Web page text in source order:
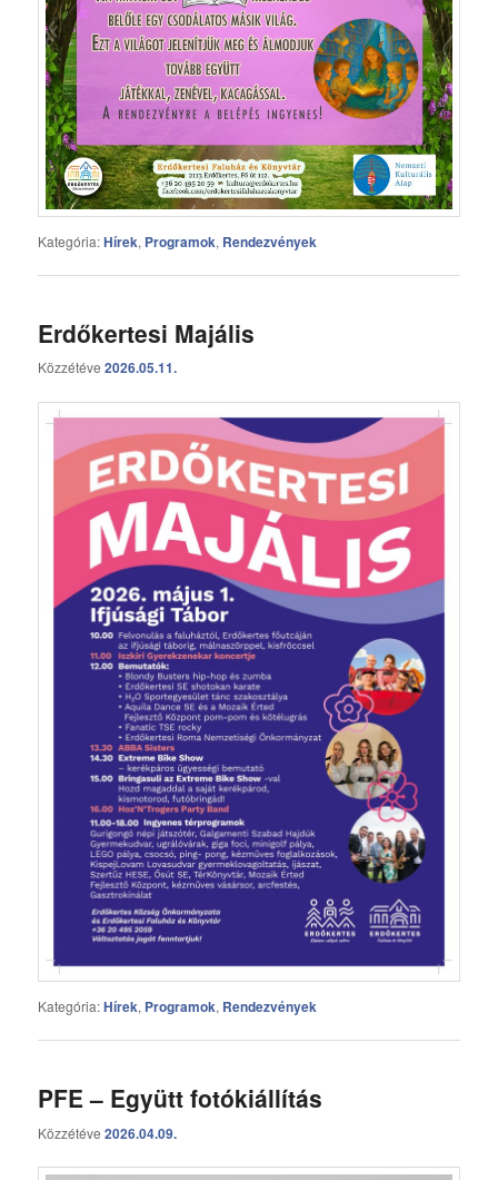
Kategória:Hírek, Programok, Rendezvények
Erdőkertesi Majális
Közzétéve2026.05.11.
Kategória:Hírek, Programok, Rendezvények
PFE – Együtt fotókiállítás
Közzétéve2026.04.09.